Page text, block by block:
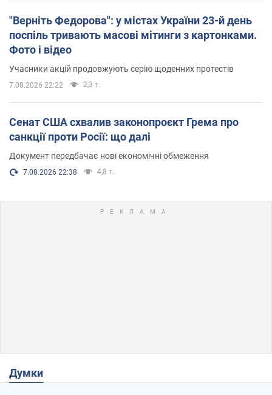
"Верніть Федорова": у містах України 23-й день
поспіль тривають масові мітинги з картонками.
Фото і відео
Учасники акцій продовжують серію щоденних протестів
7.08.2026 22:22 2,3 т.
Сенат США схвалив законопроєкт Грема про
санкції проти Росії: що далі
Документ передбачає нові економічні обмеження
7.08.2026 22:38 4,8 т.
Думки